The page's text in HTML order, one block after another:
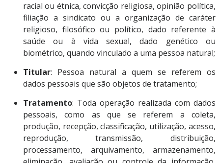
racial ou étnica, convicção religiosa, opinião política,
filiação a sindicato ou a organização de caráter
religioso, filosófico ou político, dado referente à
saúde ou à vida sexual, dado genético ou
biométrico, quando vinculado a uma pessoa natural;
Titular: Pessoa natural a quem se referem os
dados pessoais que são objetos de tratamento;
Tratamento: Toda operação realizada com dados
pessoais, como as que se referem a coleta,
produção, recepção, classificação, utilização, acesso,
reprodução, transmissão, distribuição,
processamento, arquivamento, armazenamento,